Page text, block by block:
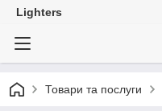
Lighters
Товари та послуги